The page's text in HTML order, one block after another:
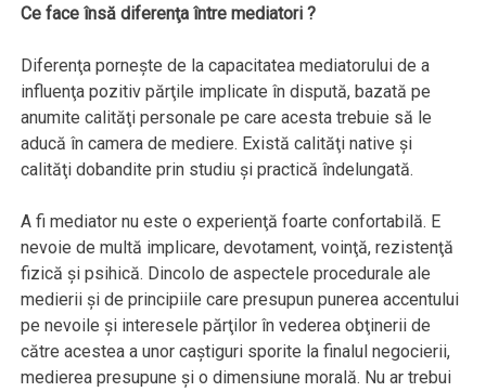
Ce face însă diferenţa între mediatori ?
Diferenţa porneşte de la capacitatea mediatorului de a
influenţa pozitiv părţile implicate în dispută, bazată pe
anumite calităţi personale pe care acesta trebuie să le
aducă în camera de mediere. Există calităţi native şi
calităţi dobandite prin studiu şi practică îndelungată.
A fi mediator nu este o experienţă foarte confortabilă. E
nevoie de multă implicare, devotament, voinţă, rezistenţă
fizică şi psihică. Dincolo de aspectele procedurale ale
medierii şi de principiile care presupun punerea accentului
pe nevoile şi interesele părţilor în vederea obţinerii de
către acestea a unor caştiguri sporite la finalul negocierii,
medierea presupune şi o dimensiune morală. Nu ar trebui